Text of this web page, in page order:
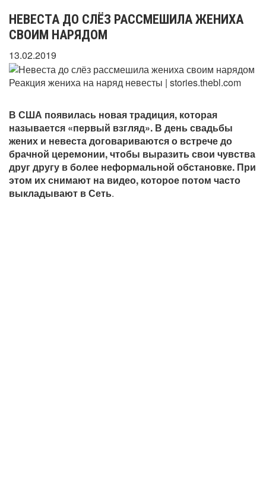
НЕВЕСТА ДО СЛЁЗ РАССМЕШИЛА ЖЕНИХА
СВОИМ НАРЯДОМ
13.02.2019
Реакция жениха на наряд невесты | stories.thebl.com
В США появилась новая традиция, которая
называется «первый взгляд». В день свадьбы
жених и невеста договариваются о встрече до
брачной церемонии, чтобы выразить свои чувства
друг другу в более неформальной обстановке. При
этом их снимают на видео, которое потом часто
выкладывают в Сеть.